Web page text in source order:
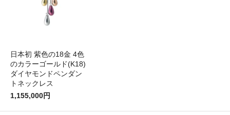
日本初 紫色の18金 4色
のカラーゴールド(K18)
ダイヤモンドペンダン
トネックレス
1,155,000円